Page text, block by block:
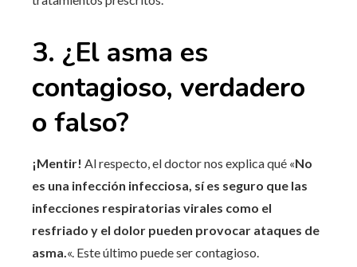
3. ¿El asma es
contagioso, verdadero
o falso?
¡Mentir! Al respecto, el doctor nos explica qué «No
es una infección infecciosa, sí es seguro que las
infecciones respiratorias virales como el
resfriado y el dolor pueden provocar ataques de
asma.«. Este último puede ser contagioso.